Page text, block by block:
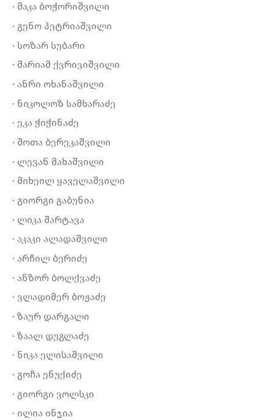
· მაკა ბოჭორიშვილი
· გენო პეტრიაშვილი
· სოზარ სუბარი
· მარიამ ქვრივიშვილი
· ანრი ოხანაშვილი
· ნიკოლოზ სამხარაძე
· ეკა ჭიჭინაძე
· შოთა ბერეკაშვილი
· ლევან მახაშვილი
· მიხეილ ყაველაშვილი
· გიორგი გაბუნია
· ლიკა შარტავა
· აკაკი ალადაშვილი
· არჩილ ბერიძე
· ანზორ ბოლქვაძე
· ვლადიმერ ბოჟაძე
· ზაურ დარგალი
· ზაალ დუგლაძე
· ნიკა ელისაშვილი
· გოჩა ენუქიძე
· გიორგი ვოლსკი
· ილია ინჯია